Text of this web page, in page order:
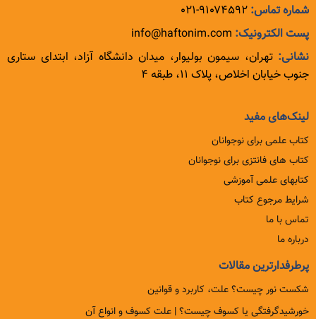
شماره تماس: ۹۱۰۷۴۵۹۲-۰۲۱
پست الکترونیک: info@haftonim.com
نشانی:تهران، سیمون بولیوار، میدان دانشگاه آزاد، ابتدای ستاری
جنوب خیابان اخلاص، پلاک ۱۱، طبقه ۴
لینک‌های مفید
کتاب علمی برای نوجوانان
کتاب های فانتزی برای نوجوانان
کتابهای علمی آموزشی
شرایط مرجوع کتاب
تماس با ما
درباره ما
پرطرفدارترین مقالات
شکست نور چیست؟ علت، کاربرد و قوانین
خورشیدگرفتگی یا کسوف چیست؟ | علت کسوف و انواع آن